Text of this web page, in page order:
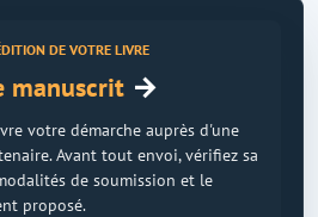
DE VOTRE LIVRE
manuscrit →
votre démarche auprès d'une
Avant tout envoi, vérifiez sa
de soumission et le
proposé.